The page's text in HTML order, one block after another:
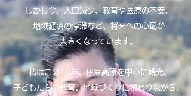
しかし今、人口減少、教育や医療の不安、
地域経済の停滞など、将来への心配が
大きくなっています。
私はこの10年、伊豆高原を中心に観光、
子どもたちの教育、地域づくりに携わりながら、